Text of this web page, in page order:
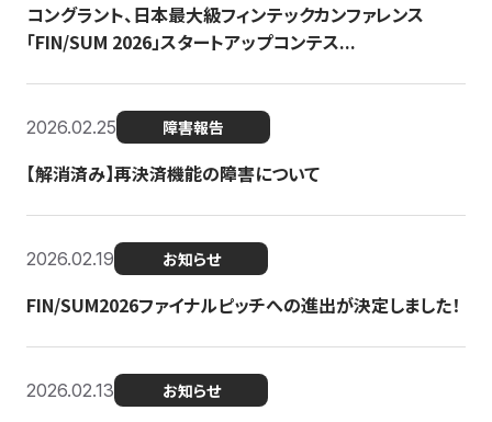
コングラント、日本最大級フィンテックカンファレンス
「FIN/SUM 2026」スタートアップコンテス...
2026.02.25 障害報告
【解消済み】再決済機能の障害について
2026.02.19 お知らせ
FIN/SUM2026ファイナルピッチへの進出が決定しました！
2026.02.13 お知らせ